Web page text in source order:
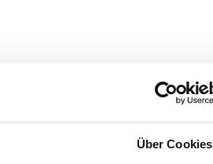
Über Cookies